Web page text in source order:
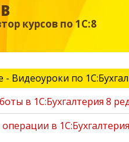
курсов по 1С:8
- Видеоуроки по
в 1С:Бухгалтерия 8
в